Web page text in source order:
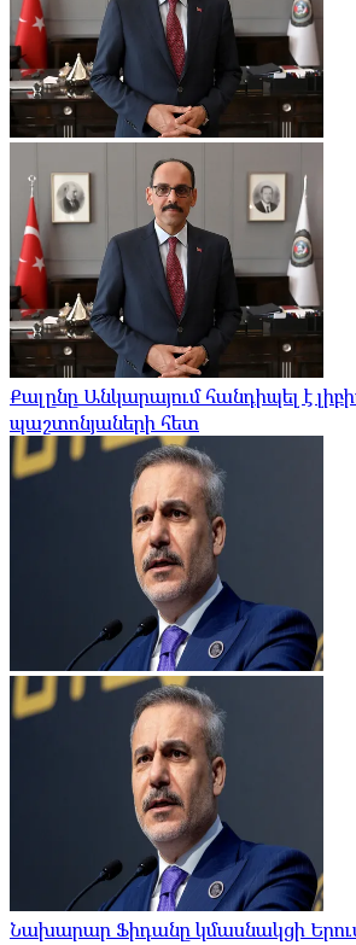
Քալընը Անկարայում հանդիպել է
պաշտոնյաների հետ
Նախարար Ֆիդանը կմասնակցի